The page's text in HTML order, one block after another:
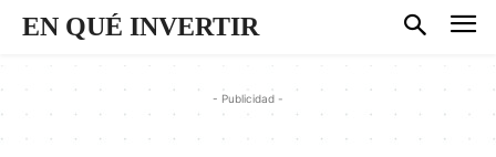
EN QUÉ INVERTIR
- Publicidad -